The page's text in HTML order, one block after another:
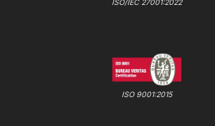
ISO/IEC 27001:2022
ISO 9001:2015